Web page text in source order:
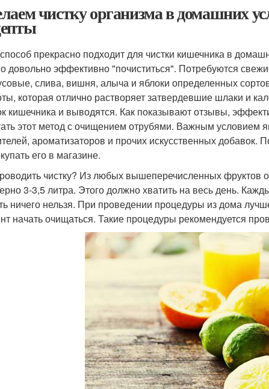
чистку организма в домашних
прекрасно подходит для чистки кишечника в
довольно эффективно "почиститься". Потребуются
слива, вишня, алыча и яблоки определенных
которая отлично растворяет затвердевшие шлаки и
кишечника и выводятся. Как показывают отзывы,
этот метод с очищением отрубями. Важным условием
ароматизаторов и прочих искусственных добавок.
его в магазине.
чистку? Из любых вышеперечисленных фруктов
3-3,5 литра. Этого должно хватить на весь день.
ничего нельзя. При проведении процедуры из дома
начать очищаться. Такие процедуры рекомендуется